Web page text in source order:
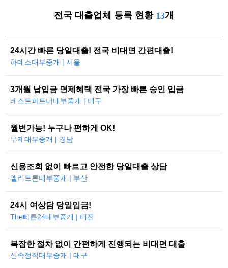
전국 대출업체 등록 현황 13개
24시간 빠른 당일대출! 전국 비대면 간편대출!
하데스대부중개 | 서울
3개월 납입금 면제혜택 전국 가장 빠른 승인 입금
베스트파트너대부중개 | 대구
월변가능! 누구나 편하게 OK!
무제대부중개 | 경남
신용조회 없이 빠르고 안전한 당일대출 상담
엘리트론대부중개 | 부산
24시 여상담 당일입금!
The빠른24대부중개 | 대전
복잡한 절차 없이 간편하게 진행되는 비대면 대출
신속정직대부중개 | 대구